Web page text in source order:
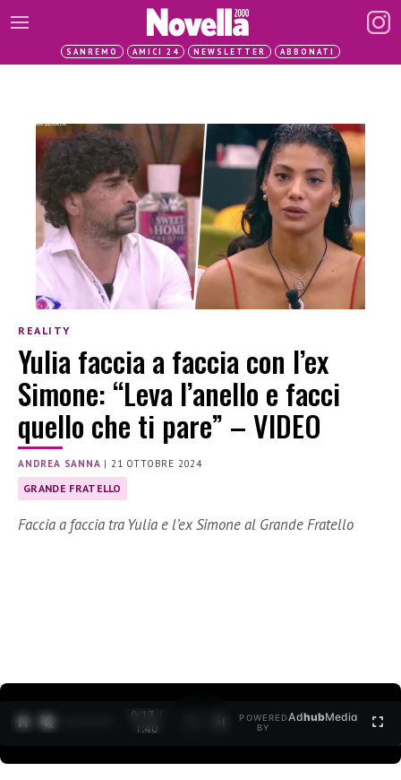
SANREMO AMICI 24 NEWSLETTER ABBONATI
REALITY
Yulia faccia a faccia con l’ex
Simone: “Leva l’anello e facci
quello che ti pare” – VIDEO
ANDREA SANNA |21 OTTOBRE 2024
GRANDE FRATELLO
Faccia a faccia tra Yulia e l’ex Simone al Grande Fratello
0:14 /
1:40
POWERED
BY
AdhubMedia